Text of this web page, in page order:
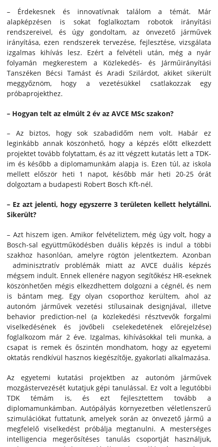
– Érdekesnek és innovatívnak találom a témát. Már
alapképzésen is sokat foglalkoztam robotok irányítási
rendszereivel, és úgy gondoltam, az önvezető járművek
irányítása, ezen rendszerek tervezése, fejlesztése, vizsgálata
izgalmas kihívás lesz. Ezért a felvételi után, még a nyár
folyamán megkerestem a Közlekedés- és Járműirányítási
Tanszéken Bécsi Tamást és Aradi Szilárdot, akiket sikerült
meggyőznöm, hogy a vezetésükkel csatlakozzak egy
próbaprojekthez.
– Hogyan telt az elmúlt 2 év az AVCE MSc szakon?
– Az biztos, hogy sok szabadidőm nem volt. Habár ez
leginkább annak köszönhető, hogy a képzés előtt elkezdett
projektet tovább folytattam, és az itt végzett kutatás lett a TDK-
im és később a diplomamunkám alapja is. Ezen túl, az iskola
mellett először heti 1 napot, később már heti 20-25 órát
dolgoztam a budapesti Robert Bosch Kft-nél.
– Ez azt jelenti, hogy egyszerre 3 területen kellett helytállni.
Sikerült?
– Azt hiszem igen. Amikor felvételiztem, még úgy volt, hogy a
Bosch-sal együttműködésben duális képzés is indul a többi
szakhoz hasonlóan, amelyre rögtön jelentkeztem. Azonban
adminisztratív problémák miatt az AVCE duális képzés
mégsem indult. Ennek ellenére nagyon segítőkész HR-eseknek
köszönhetően mégis elkezdhettem dolgozni a cégnél, és nem
is bántam meg. Egy olyan csoporthoz kerültem, ahol az
autonóm járművek vezetési stílusainak designjával, illetve
behavior prediction-nel (a közlekedési résztvevők forgalmi
viselkedésének és jövőbeli cselekedetének előrejelzése)
foglalkozom már 2 éve. Izgalmas, kihívásokkal teli munka, a
csapat is remek és őszintén mondhatom, hogy az egyetemi
oktatás rendkívül hasznos kiegészítője, gyakorlati alkalmazása.
Az egyetemi kutatási projektben az autonóm járművek
mozgástervezését kutatjuk gépi tanulással. Ez volt a legutóbbi
TDK témám is, és ezt fejlesztettem tovább a
diplomamunkámban. Autópályás környezetben véletlenszerű
szimulációkat futtatunk, amelyek során az önvezető jármű a
megfelelő viselkedést próbálja megtanulni. A mesterséges
intelligencia megerősítéses tanulás csoportját használjuk,